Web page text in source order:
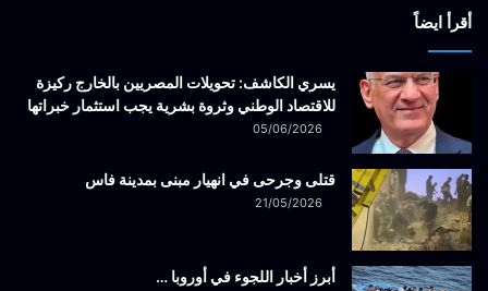
أقرأ ايضاً
يسري الكاشف: تحويلات المصريين بالخارج ركيزة
للاقتصاد الوطني وثروة بشرية يجب استثمار خبراتها
05/06/2026
قتلى وجرحى في انهيار مبنى بمدينة فاس
21/05/2026
أبرز أخبار اللجوء في أوروبا …